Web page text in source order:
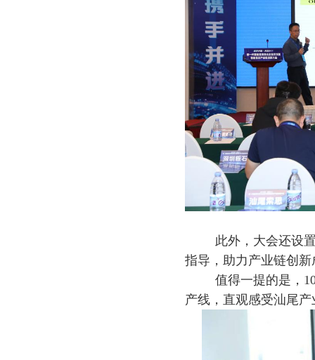
此外，大会还设
指导，助力产业链创
值得一提的是，
产线，直观感受汕尾